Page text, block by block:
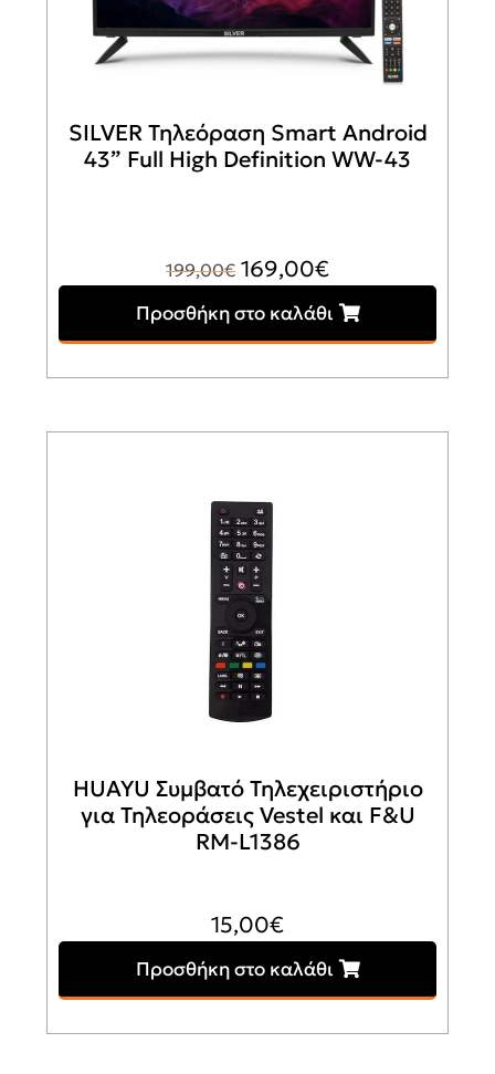
SILVER Τηλεόραση Smart Android
43” Full High Definition WW-43
199,00€ Original
was:
169,00€Η
τρέχουσα
τιμή
Προσθήκη στο καλάθι
HUAYU Συμβατό Τηλεχειριστήριο
για Τηλεοράσεις Vestel και F&U
RM-L1386
15,00€
Προσθήκη στο καλάθι